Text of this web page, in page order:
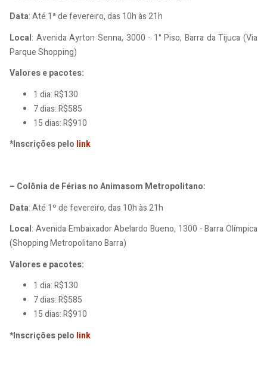
Data: Até 1ª de fevereiro, das 10h às 21h
Local: Avenida Ayrton Senna, 3000 - 1° Piso, Barra da Tijuca (Via
Parque Shopping)
Valores e pacotes:
1 dia: R$130
7 dias: R$585
15 dias: R$910
*Inscrições pelo link
– Colônia de Férias no Animasom Metropolitano:
Data: Até 1º de fevereiro, das 10h às 21h
Local: Avenida Embaixador Abelardo Bueno, 1300 - Barra Olímpica
(Shopping Metropolitano Barra)
Valores e pacotes:
1 dia: R$130
7 dias: R$585
15 dias: R$910
*Inscrições pelo link